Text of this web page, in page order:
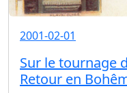
2001-02-01
Sur le tournage
Retour en